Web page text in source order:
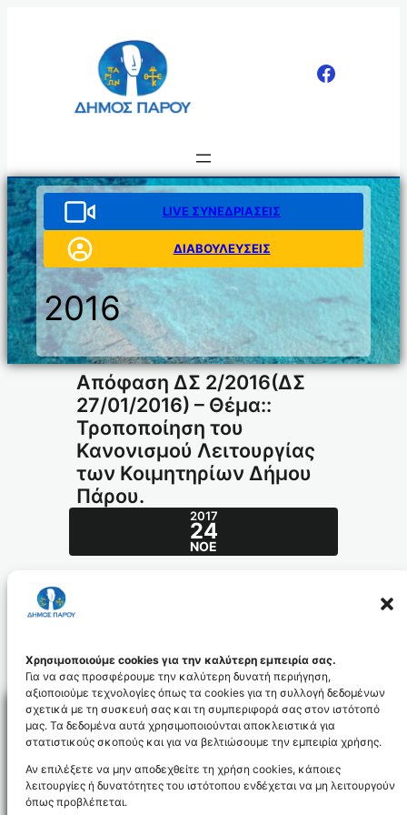
Χρησιμοποιούμε cookies για την καλύτερη εμπειρία σας.
Για να σας προσφέρουμε την καλύτερη δυνατή περιήγηση,
αξιοποιούμε τεχνολογίες όπως τα cookies για τη συλλογή δεδομένων
σχετικά με τη συσκευή σας και τη συμπεριφορά σας στον ιστότοπό
μας. Τα δεδομένα αυτά χρησιμοποιούνται αποκλειστικά για
στατιστικούς σκοπούς και για να βελτιώσουμε την εμπειρία χρήσης.
Αν επιλέξετε να μην αποδεχθείτε τη χρήση cookies, κάποιες
λειτουργίες ή δυνατότητες του ιστότοπου ενδέχεται να μη λειτουργούν
όπως προβλέπεται.
LIVE ΣΥΝΕΔΡΙΑΣΕΙΣ
ΔΙΑΒΟΥΛΕΥΣΕΙΣ
2016
Απόφαση ΔΣ 2/2016(ΔΣ
27/01/2016) – Θέμα::
Τροποποίηση του
Κανονισμού Λειτουργίας
των Κοιμητηρίων Δήμου
Πάρου.
2017
24
ΝΟΈ
19-2016_id4481